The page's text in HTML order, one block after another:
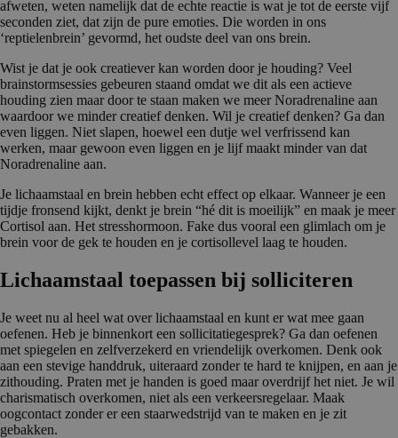
afweten, weten namelijk dat de echte reactie is wat je tot de eerste vijf
seconden ziet, dat zijn de pure emoties. Die worden in ons
‘reptielenbrein’ gevormd, het oudste deel van ons brein.
Wist je dat je ook creatiever kan worden door je houding? Veel
brainstormsessies gebeuren staand omdat we dit als een actieve
houding zien maar door te staan maken we meer Noradrenaline aan
waardoor we minder creatief denken. Wil je creatief denken? Ga dan
even liggen. Niet slapen, hoewel een dutje wel verfrissend kan
werken, maar gewoon even liggen en je lijf maakt minder van dat
Noradrenaline aan.
Je lichaamstaal en brein hebben echt effect op elkaar. Wanneer je een
tijdje fronsend kijkt, denkt je brein “hé dit is moeilijk” en maak je meer
Cortisol aan. Het stresshormoon. Fake dus vooral een glimlach om je
brein voor de gek te houden en je cortisollevel laag te houden.
Lichaams­taal toepassen bij solliciteren
Je weet nu al heel wat over lichaamstaal en kunt er wat mee gaan
oefenen. Heb je binnenkort een sollicitatiegesprek? Ga dan oefenen
met spiegelen en zelfverzekerd en vriendelijk overkomen. Denk ook
aan een stevige handdruk, uiteraard zonder te hard te knijpen, en aan je
zithouding. Praten met je handen is goed maar overdrijf het niet. Je wil
charismatisch overkomen, niet als een verkeersregelaar. Maak
oogcontact zonder er een staarwedstrijd van te maken en je zit
gebakken.